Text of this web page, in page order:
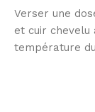
Verser une
et cuir
température